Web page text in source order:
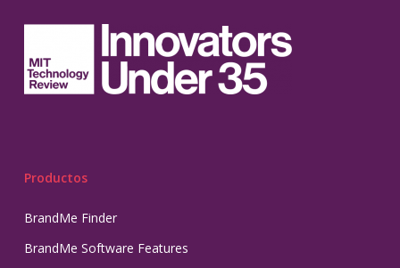
Productos
BrandMe Finder
BrandMe Software Features